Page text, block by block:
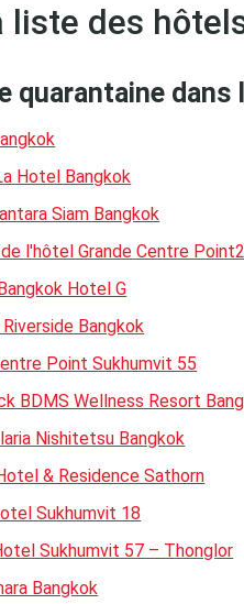
liste des
quarantaine
Hotel Bangkok
Siam Bangkok
l'hôtel Grande Centre
Hotel G
Bangkok
Point Sukhumvit 55
BDMS Wellness Resort
Nishitetsu Bangkok
& Residence Sathorn
Sukhumvit 18
Sukhumvit 57 – Thonglor
Bangkok